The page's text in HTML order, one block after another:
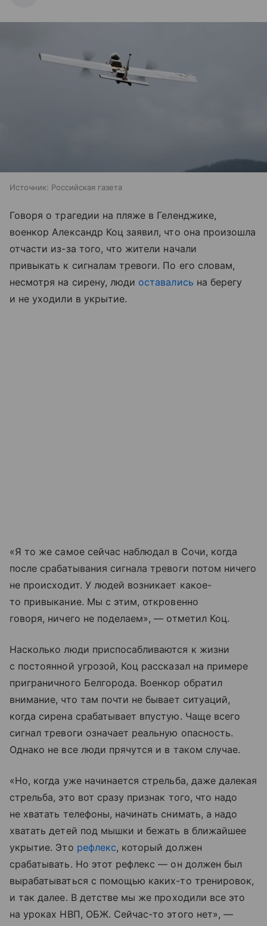
Источник: Российская газета
Говоря о трагедии на пляже в Геленджике,
военкор Александр Коц заявил, что она произошла
отчасти из-за того, что жители начали
привыкать к сигналам тревоги. По его словам,
несмотря на сирену, люди оставались на берегу
и не уходили в укрытие.
«Я то же самое сейчас наблюдал в Сочи, когда
после срабатывания сигнала тревоги потом ничего
не происходит. У людей возникает какое-
то привыкание. Мы с этим, откровенно
говоря, ничего не поделаем», — отметил Коц.
Насколько люди приспосабливаются к жизни
с постоянной угрозой, Коц рассказал на примере
приграничного Белгорода. Военкор обратил
внимание, что там почти не бывает ситуаций,
когда сирена срабатывает впустую. Чаще всего
сигнал тревоги означает реальную опасность.
Однако не все люди прячутся и в таком случае.
«Но, когда уже начинается стрельба, даже далекая
стрельба, это вот сразу признак того, что надо
не хватать телефоны, начинать снимать, а надо
хватать детей под мышки и бежать в ближайшее
укрытие. Это рефлекс, который должен
срабатывать. Но этот рефлекс — он должен был
вырабатываться с помощью каких-то тренировок,
и так далее. В детстве мы же проходили все это
на уроках НВП, ОБЖ. Сейчас-то этого нет», —